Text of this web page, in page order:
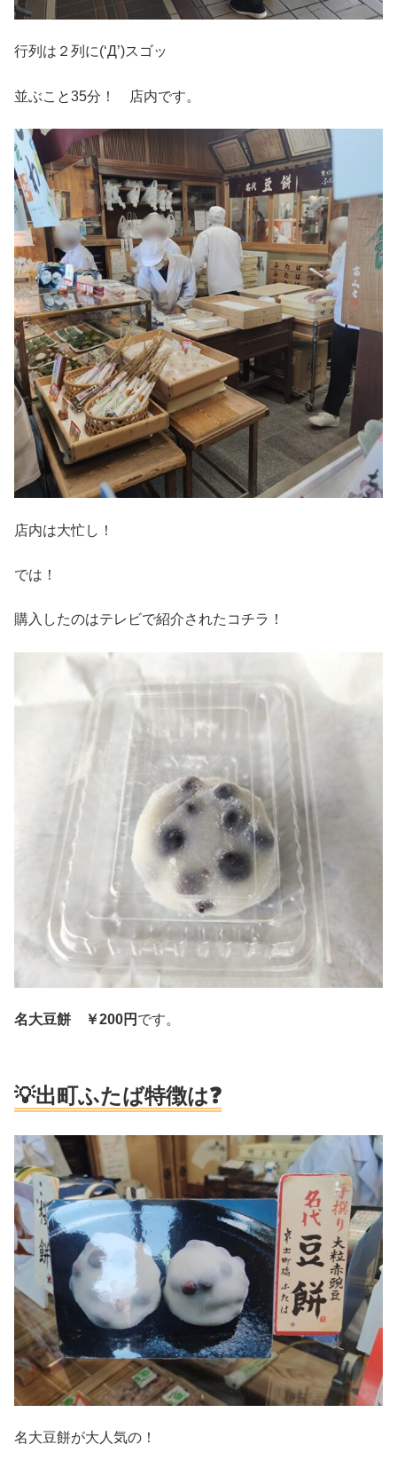
行列は２列に(‘Д’)スゴッ
並ぶこと35分！ 店内です。
店内は大忙し！
では！
購入したのはテレビで紹介されたコチラ！
名大豆餅 ￥200円 です。
💡出町ふたば特徴は❓
名大豆餅が大人気の！